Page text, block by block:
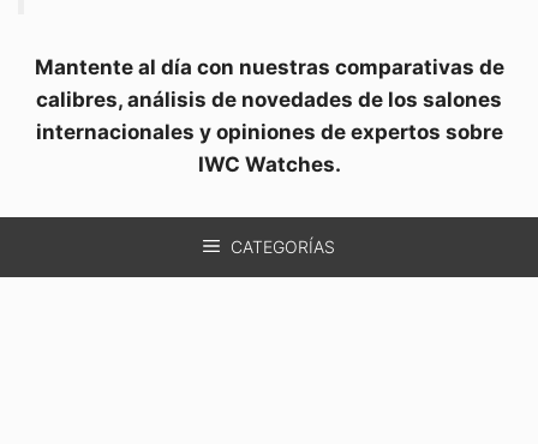
Mantente al día con nuestras comparativas de
calibres, análisis de novedades de los salones
internacionales y opiniones de expertos sobre
IWC Watches.
CATEGORÍAS